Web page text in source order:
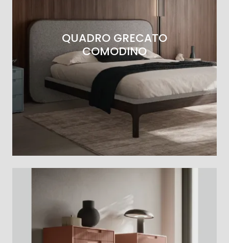
QUADRO GRECATO
COMODINO